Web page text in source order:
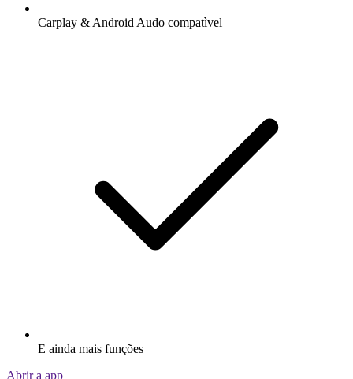
Carplay & Android Audo compatìvel
E ainda mais funções
Abrir a app